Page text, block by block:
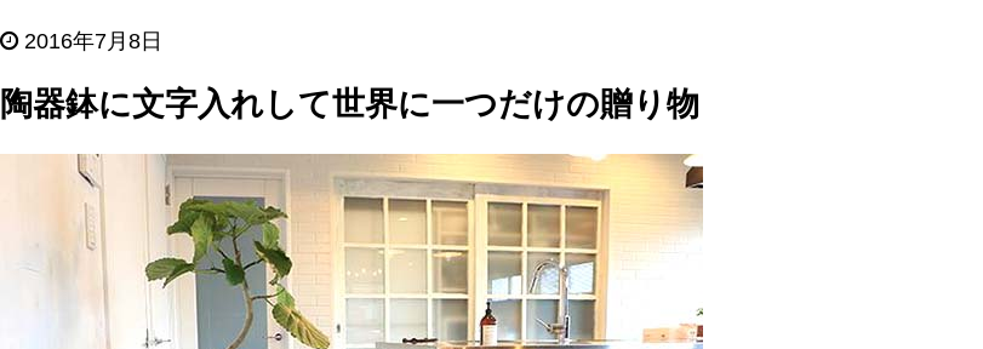
2016年7月8日
陶器鉢に文字入れして世界に一つだけの贈り物